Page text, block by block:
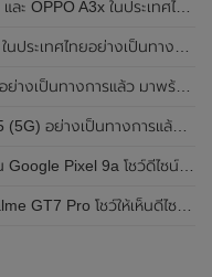
งเป็นทางการแล้ว ในราคาเริ่มต้นเพียง 3,999 บาท
งเป็นทางการแล้ว ราคา 14,990 บาท
/ 120Hz , แบตเตอรี่ 5,000mAh และใช้ชิปเซ็ต Unisoc
ย่างเป็นทางการแล้วในอินเดีย
หม่ กล้องหลังแบนราบ ไม่มีกรอบของกล้องแล้ว
ใหม่ พร้อมเผยรายละเอียดสเปกที่สำคัญบางส่วน